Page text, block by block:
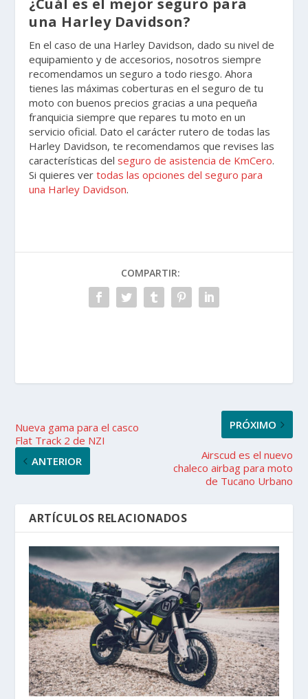
¿Cuál es el mejor seguro para
una Harley Davidson?
En el caso de una Harley Davidson, dado su nivel de
equipamiento y de accesorios, nosotros siempre
recomendamos un seguro a todo riesgo. Ahora
tienes las máximas coberturas en el seguro de tu
moto con buenos precios gracias a una pequeña
franquicia siempre que repares tu moto en un
servicio oficial. Dato el carácter rutero de todas las
Harley Davidson, te recomendamos que revises las
características delseguro de asistencia de KmCero.
Si quieres vertodas las opciones del seguro para
una Harley Davidson.
COMPARTIR:
Nueva gama para el casco
Flat Track 2 de NZI
ANTERIOR
PRÓXIMO
Airscud es el nuevo
chaleco airbag para moto
de Tucano Urbano
ARTÍCULOS RELACIONADOS